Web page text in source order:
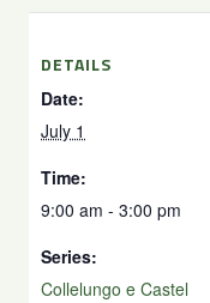
DETAILS
Date:
July 1
Time:
9:00 am - 3:00 pm
Series:
Collelungo e Castel